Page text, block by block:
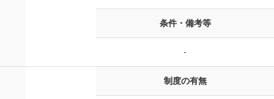
条件・備考等
-
制度の有無